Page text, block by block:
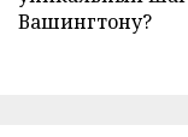
Вашингтону?